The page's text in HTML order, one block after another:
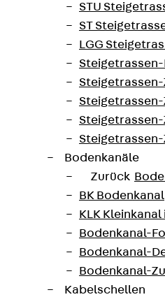
STU
ST
LGG
Steigetrassen-
Steigetrassen-
Steigetrassen-
Steigetrassen-
Bodenkanäle
Zurück
BK Bodenkanal
KLK
Bodenkanal-
Bodenkanal-
Bodenkanal-
Kabelschellen